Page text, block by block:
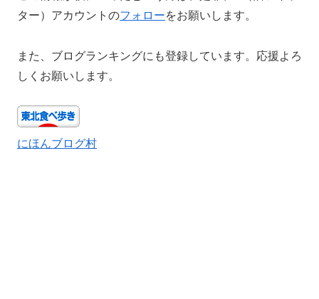
ター）アカウントのフォローをお願いします。
また、ブログランキングにも登録しています。応援よろ
しくお願いします。
にほんブログ村